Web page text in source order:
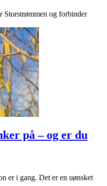
Storstrømmen og forbinder
på – og er du
er i gang. Det er en uønsket